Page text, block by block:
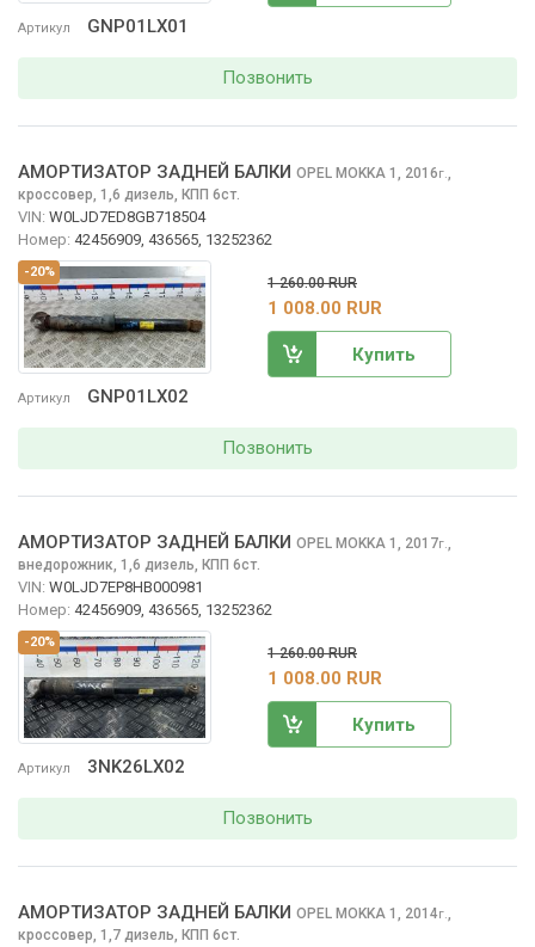
Артикул GNP01LX01
Позвонить
-20%
Артикул GNP01LX02
АМОРТИЗАТОР ЗАДНЕЙ БАЛКИ OPEL MOKKA 1, 2016г.,
кроссовер, 1,6 дизель, КПП 6ст.
VIN: W0LJD7ED8GB718504
Номер: 42456909, 436565, 13252362
1 260.00 RUR
1 008.00 RUR
Купить
Позвонить
-20%
Артикул 3NK26LX02
АМОРТИЗАТОР ЗАДНЕЙ БАЛКИ OPEL MOKKA 1, 2017г.,
внедорожник, 1,6 дизель, КПП 6ст.
VIN: W0LJD7EP8HB000981
Номер: 42456909, 436565, 13252362
1 260.00 RUR
1 008.00 RUR
Купить
Позвонить
АМОРТИЗАТОР ЗАДНЕЙ БАЛКИ OPEL MOKKA 1, 2014г.,
кроссовер, 1,7 дизель, КПП 6ст.